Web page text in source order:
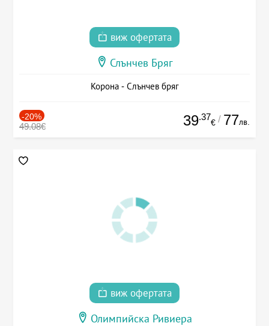
виж офертата
Слънчев Бряг
Корона - Слънчев бряг
-20%
49.08€ 39.37
€ / 77лв.
виж офертата
Олимпийска Ривиера